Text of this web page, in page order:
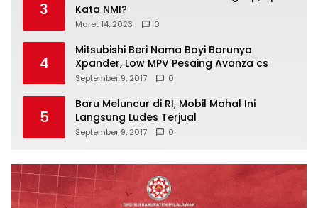
3
Kata NMI?
Maret 14, 2023 0
4
Mitsubishi Beri Nama Bayi Barunya
Xpander, Low MPV Pesaing Avanza cs
September 9, 2017 0
5
Baru Meluncur di RI, Mobil Mahal Ini
Langsung Ludes Terjual
September 9, 2017 0